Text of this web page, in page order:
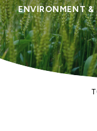
ENVIRONMENT